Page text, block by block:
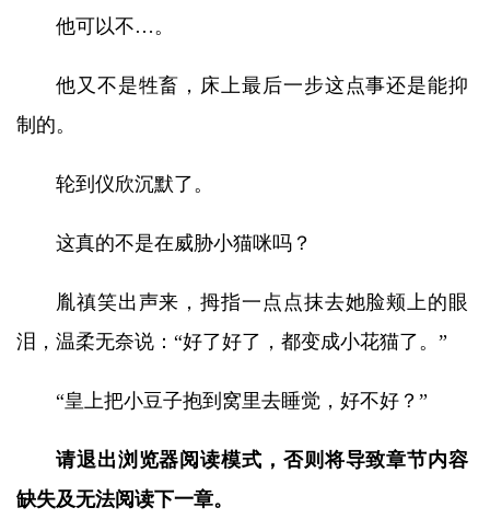
他可以不…。
他又不是牲畜，床上最后一步这点事还是能抑
制的。
轮到仪欣沉默了。
这真的不是在威胁小猫咪吗？
胤禛笑出声来，拇指一点点抹去她脸颊上的眼
泪，温柔无奈说：“好了好了，都变成小花猫了。”
“皇上把小豆子抱到窝里去睡觉，好不好？”
请退出浏览器阅读模式，否则将导致章节内容
缺失及无法阅读下一章。